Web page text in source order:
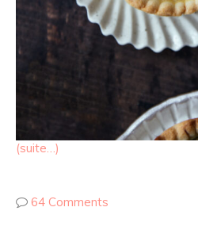
(suite…)
64 Comments